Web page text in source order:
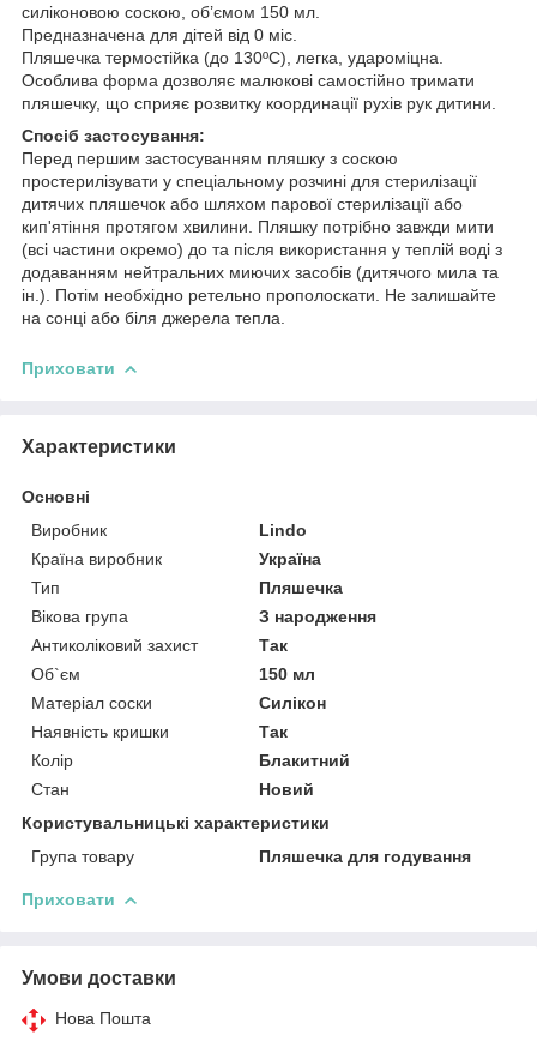
силіконовою соскою, об’ємом 150 мл.
Предназначена для дітей від 0 міс.
Пляшечка термостійка (до 130ºС), легка, удароміцна.
Особлива форма дозволяє малюкові самостійно тримати
пляшечку, що сприяє розвитку координації рухів рук дитини.
Спосіб застосування:
Перед першим застосуванням пляшку з соскою
простерилізувати у спеціальному розчині для стерилізації
дитячих пляшечок або шляхом парової стерилізації або
кип'ятіння протягом хвилини. Пляшку потрібно завжди мити
(всі частини окремо) до та після використання у теплій воді з
додаванням нейтральних миючих засобів (дитячого мила та
ін.). Потім необхідно ретельно прополоскати. Не залишайте
на сонці або біля джерела тепла.
Приховати
Характеристики
Основні
Виробник
Lindo
Країна виробник
Україна
Тип
Пляшечка
Вікова група
З народження
Антиколіковий захист
Так
Об`єм
150 мл
Матеріал соски
Силікон
Наявність кришки
Так
Колір
Блакитний
Стан
Новий
Користувальницькі характеристики
Група товару
Пляшечка для годування
Приховати
Умови доставки
Нова Пошта